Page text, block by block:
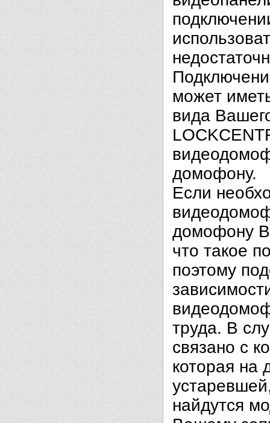
может
вида
домофону.
Если
домофону
что такое
поэтому
труда. В
связано с
которая на
найдутся